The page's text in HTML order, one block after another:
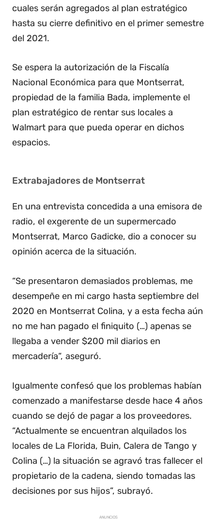
cuales serán agregados al plan estratégico
hasta su cierre definitivo en el primer semestre
del 2021.
Se espera la autorización de la Fiscalía
Nacional Económica para que Montserrat,
propiedad de la familia Bada, implemente el
plan estratégico de rentar sus locales a
Walmart para que pueda operar en dichos
espacios.
Extrabajadores de Montserrat
En una entrevista concedida a una emisora de
radio, el exgerente de un supermercado
Montserrat, Marco Gadicke, dio a conocer su
opinión acerca de la situación.
“Se presentaron demasiados problemas, me
desempeñe en mi cargo hasta septiembre del
2020 en Montserrat Colina, y a esta fecha aún
no me han pagado el finiquito (…) apenas se
llegaba a vender $200 mil diarios en
mercadería“, aseguró.
Igualmente confesó que los problemas habían
comenzado a manifestarse desde hace 4 años
cuando se dejó de pagar a los proveedores.
“Actualmente se encuentran alquilados los
locales de La Florida, Buin, Calera de Tango y
Colina (…) la situación se agravó tras fallecer el
propietario de la cadena, siendo tomadas las
decisiones por sus hijos”, subrayó.
ANUNCIOS